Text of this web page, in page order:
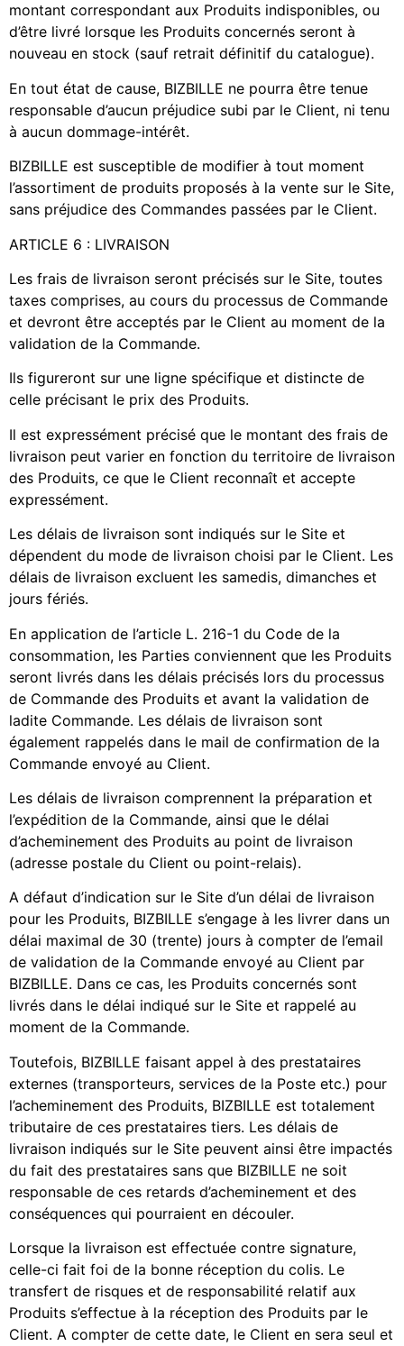
montant correspondant aux Produits indisponibles, ou
d’être livré lorsque les Produits concernés seront à
nouveau en stock (sauf retrait définitif du catalogue).
En tout état de cause, BIZBILLE ne pourra être tenue
responsable d’aucun préjudice subi par le Client, ni tenu
à aucun dommage-intérêt.
BIZBILLE est susceptible de modifier à tout moment
l’assortiment de produits proposés à la vente sur le Site,
sans préjudice des Commandes passées par le Client.
ARTICLE 6 : LIVRAISON
Les frais de livraison seront précisés sur le Site, toutes
taxes comprises, au cours du processus de Commande
et devront être acceptés par le Client au moment de la
validation de la Commande.
Ils figureront sur une ligne spécifique et distincte de
celle précisant le prix des Produits.
Il est expressément précisé que le montant des frais de
livraison peut varier en fonction du territoire de livraison
des Produits, ce que le Client reconnaît et accepte
expressément.
Les délais de livraison sont indiqués sur le Site et
dépendent du mode de livraison choisi par le Client. Les
délais de livraison excluent les samedis, dimanches et
jours fériés.
En application de l’article L. 216-1 du Code de la
consommation, les Parties conviennent que les Produits
seront livrés dans les délais précisés lors du processus
de Commande des Produits et avant la validation de
ladite Commande. Les délais de livraison sont
également rappelés dans le mail de confirmation de la
Commande envoyé au Client.
Les délais de livraison comprennent la préparation et
l’expédition de la Commande, ainsi que le délai
d’acheminement des Produits au point de livraison
(adresse postale du Client ou point-relais).
A défaut d’indication sur le Site d’un délai de livraison
pour les Produits, BIZBILLE s’engage à les livrer dans un
délai maximal de 30 (trente) jours à compter de l’email
de validation de la Commande envoyé au Client par
BIZBILLE. Dans ce cas, les Produits concernés sont
livrés dans le délai indiqué sur le Site et rappelé au
moment de la Commande.
Toutefois, BIZBILLE faisant appel à des prestataires
externes (transporteurs, services de la Poste etc.) pour
l’acheminement des Produits, BIZBILLE est totalement
tributaire de ces prestataires tiers. Les délais de
livraison indiqués sur le Site peuvent ainsi être impactés
du fait des prestataires sans que BIZBILLE ne soit
responsable de ces retards d’acheminement et des
conséquences qui pourraient en découler.
Lorsque la livraison est effectuée contre signature,
celle-ci fait foi de la bonne réception du colis. Le
transfert de risques et de responsabilité relatif aux
Produits s’effectue à la réception des Produits par le
Client. A compter de cette date, le Client en sera seul et